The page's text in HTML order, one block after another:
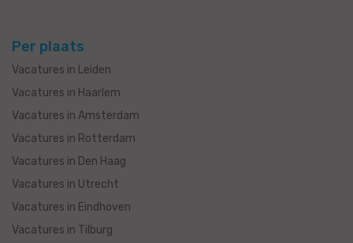
Per plaats
Vacatures in Leiden
Vacatures in Haarlem
Vacatures in Amsterdam
Vacatures in Rotterdam
Vacatures in Den Haag
Vacatures in Utrecht
Vacatures in Eindhoven
Vacatures in Tilburg